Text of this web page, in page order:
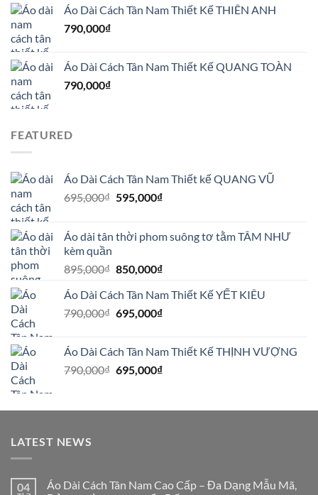
Áo Dài Cách Tân Nam Thiết Kế THIÊN ANH
790,000₫
Áo Dài Cách Tân Nam Thiết Kế QUANG TOÀN
790,000₫
FEATURED
Áo Dài Cách Tân Nam Thiết kế QUANG VŨ
695,000₫ Giá
695,000₫.
595,000₫Giá
là:
Áo dài tân thời phom suông tơ tằm TÂM NHƯ
kèm quần
895,000₫ Giá
là:
895,000₫.
850,000₫Giá
tại
là:
Áo Dài Cách Tân Nam Thiết Kế YẾT KIÊU
790,000₫ Giá
790,000₫.
695,000₫Giá
là:
695,000₫.
Áo Dài Cách Tân Nam Thiết Kế THỊNH VƯỢNG
790,000₫ Giá
790,000₫.
695,000₫Giá
là:
LATEST NEWS
04
Áo Dài Cách Tân Nam Cao Cấp – Đa Dạng Mẫu Mã,